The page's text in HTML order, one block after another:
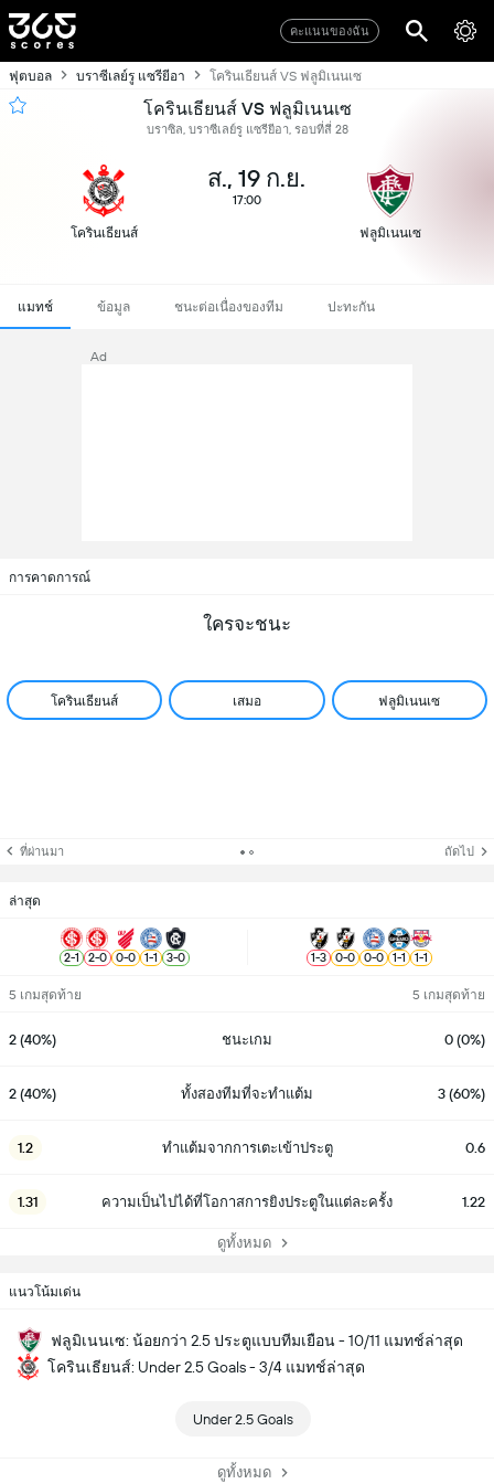
คะแนนของฉัน
ฟุตบอล บราซีเลย์รู แซรียีอา โครินเธียนส์ VS ฟลูมิเนนเซ
โครินเธียนส์ VS ฟลูมิเนนเซ
บราซิล, บราซีเลย์รู แซรียีอา, รอบที่สี่ 28
โครินเธียนส์
ส., 19 ก.ย.
17:00
ฟลูมิเนนเซ
แมทช์ ข้อมูล ชนะต่อเนื่องของทีม ปะทะกัน
Ad
การคาดการณ์
ใครจะชนะ
โครินเธียนส์ เสมอ ฟลูมิเนนเซ
ที่ผ่านมา ถัดไป
ล่าสุด
2-1 2-0 0-0 1-1 3-0 1-3 0-0 0-0 1-1 1-1
5 เกมสุดท้าย 5 เกมสุดท้าย
2 (40%) ชนะเกม 0 (0%)
2 (40%) ทั้งสองทีมที่จะทำแต้ม 3 (60%)
1.2 ทำแต้มจากการเตะเข้าประตู 0.6
1.31 ความเป็นไปได้ที่โอกาสการยิงประตูในแต่ละครั้ง 1.22
ดูทั้งหมด
แนวโน้มเด่น
ฟลูมิเนนเซ: น้อยกว่า 2.5 ประตูแบบทีมเยือน - 10/11 แมทช์ล่าสุด
โครินเธียนส์: Under 2.5 Goals - 3/4 แมทช์ล่าสุด
Under 2.5 Goals
ดูทั้งหมด